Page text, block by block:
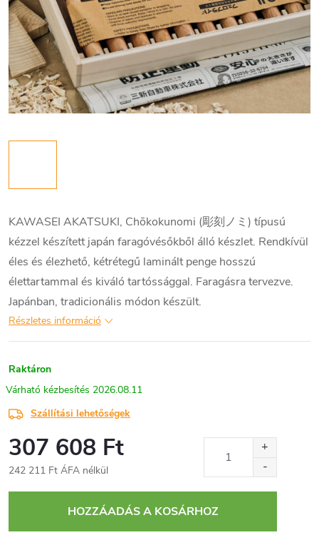
KAWASEI AKATSUKI, Chōkokunomi (彫刻ノミ) típusú
kézzel készített japán faragóvésőkből álló készlet. Rendkívül
éles és élezhető, kétrétegű laminált penge hosszú
élettartammal és kiváló tartóssággal. Faragásra tervezve.
Japánban, tradicionális módon készült.
Részletes információ
Raktáron
2026.08.11
Szállítási lehetőségek
307 608 Ft
242 211 Ft ÁFA nélkül
HOZZÁADÁS A KOSÁRHOZ